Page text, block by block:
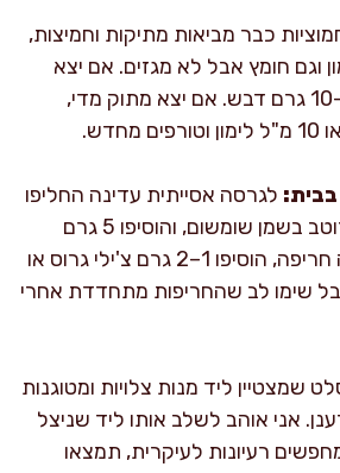
כבר מביאות מתיקות וחמיצות,
וגם חומץ אבל לא מגזים. אם יצא
חמוץ מדי, מוסיפים 5–10 גרם דבש. אם יצא מתוק מדי,
בבית: לגרסה אסייתית עדינה החליפו
15 מ"ל שמן מתוך הרוטב בשמן שומשום, והוסיפו 5 גרם
ג'ינג'ר מגורר. לגרסה חריפה, הוסיפו 1–2 גרם צ'ילי גרוס או
שימו לב שהחריפות מתחדדת אחרי
שמצטיין ליד מנות צלויות ומטוגנות
אני אוהב לשלב אותו ליד שניצל
רעיונות לעיקרית, תמצאו